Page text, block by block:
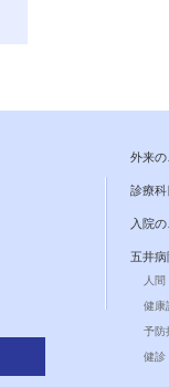
外来
診療
入院
五井
人
健康
予防
健診